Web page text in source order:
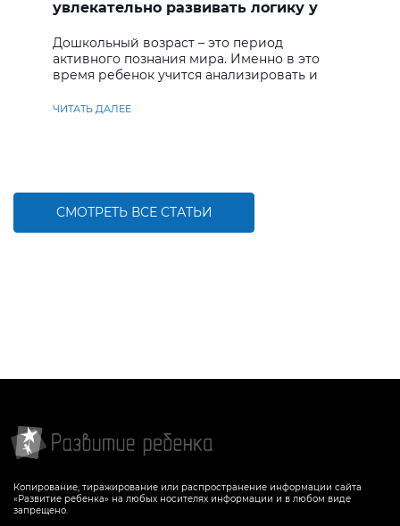
увлекательно развивать логику у
Дошкольный возраст – это период
активного познания мира. Именно в это
время ребенок учится анализировать и
ЧИТАТЬ ДАЛЕЕ
СМОТРЕТЬ ВСЕ СТАТЬИ
Копирование, тиражирование или распространение информации сайта
«Развитие ребенка» на любых носителях информации и в любом виде
запрещено.